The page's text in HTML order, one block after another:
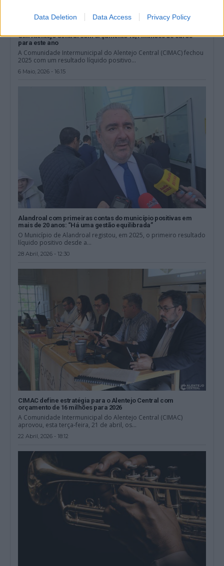
Data Deletion Data Access Privacy Policy
CIM Alentejo Central com orçamento 16,1 milhões de euros
para este ano
A Comunidade Intermunicipal do Alentejo Central (CIMAC) fechou
2025 com um resultado líquido positivo...
6 Maio, 2026 - 16:15
Alandroal com primeiras contas do município positivas em
mais de 20 anos: “Há uma gestão equilibrada”
O Município de Alandroal registou, em 2025, o primeiro resultado
líquido positivo desde a...
28 Abril, 2026 - 12:30
CIMAC define estratégia para o Alentejo Central com
orçamento de 16 milhões para 2026
A Comunidade Intermunicipal do Alentejo Central (CIMAC)
aprovou, esta terça-feira, 21 de abril, os...
22 Abril, 2026 - 18:12